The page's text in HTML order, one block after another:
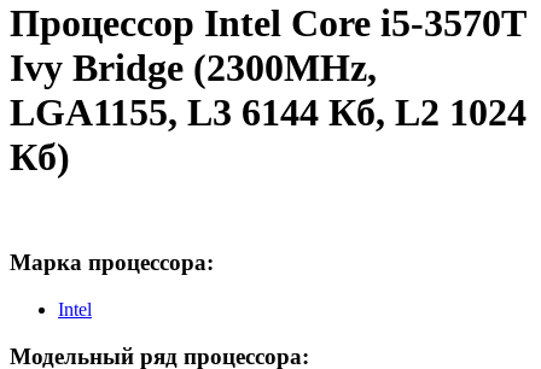
Процессор Intel Core i5-3570T
Ivy Bridge (2300MHz,
LGA1155, L3 6144 Кб, L2 1024
Кб)
Марка процессора:
Intel
Модельный ряд процессора: